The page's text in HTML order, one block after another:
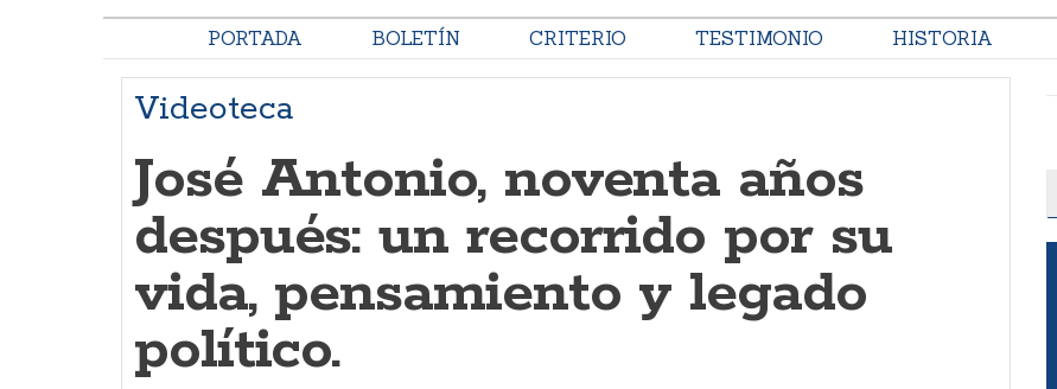
PORTADA BOLETÍN CRITERIO TESTIMONIO HISTORIA
Videoteca
José Antonio, noventa años
después: un recorrido por su
vida, pensamiento y legado
político.